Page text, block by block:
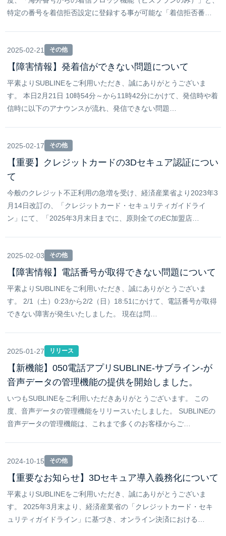
特定の番号を着信拒否設定に登録する事が可能な「着信拒否番…
2025-02-21 その他
【障害情報】発着信ができない問題について
平素よりSUBLINEをご利用いただき、誠にありがとうございま
す。 本日2月21日 10時54分～から11時42分にかけて、発信時や着
信時に以下のアナウンスが流れ、発信できない問題…
2025-02-17 その他
【重要】クレジットカードの3Dセキュア認証につい
て
今般のクレジット不正利用の急増を受け、経済産業省より2023年3
月14日改訂の、「クレジットカード・セキュリティガイドライ
ン」にて、「2025年3月末日までに、原則全てのEC加盟店…
2025-02-03 その他
【障害情報】電話番号が取得できない問題について
平素よりSUBLINEをご利用いただき、誠にありがとうございま
す。 2/1（土）0:23から2/2（日）18:51にかけて、電話番号が取得
できない障害が発生いたしました。 現在は問…
2025-01-27 リリース
【新機能】050電話アプリSUBLINE-サブライン-が
音声データの管理機能の提供を開始しました。
いつもSUBLINEをご利用いただきありがとうございます。 この
度、音声データの管理機能をリリースいたしました。 SUBLINEの
音声データの管理機能は、これまで多くのお客様からご…
2024-10-15 その他
【重要なお知らせ】3Dセキュア導入義務化について
平素よりSUBLINEをご利用いただき、誠にありがとうございま
す。 2025年3月末より、経済産業省の「クレジットカード・セキ
ュリティガイドライン」に基づき、オンライン決済における…